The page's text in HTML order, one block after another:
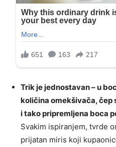
Trik je jednostavan – u
količina omekšivača, čep
i tako pripremljena boca
Svakim ispiranjem, tvrde
prijatan miris koji